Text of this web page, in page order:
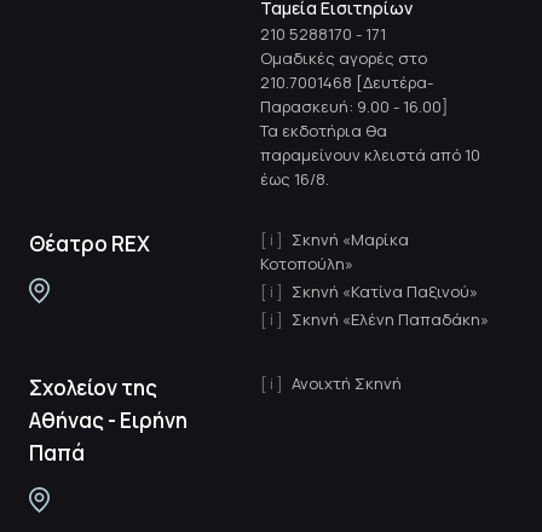
Ταμεία Εισιτηρίων
210 5288170 - 171
Ομαδικές αγορές στο
210.7001468 [Δευτέρα-
Παρασκευή: 9.00 - 16.00]
Τα εκδοτήρια θα
παραμείνουν κλειστά από 10
έως 16/8.
Θέατρο REX
Σκηνή «Μαρίκα
Κοτοπούλη»
Σκηνή «Κατίνα Παξινού»
Σκηνή «Ελένη Παπαδάκη»
Σχολείον της
Αθήνας - Ειρήνη
Παπά
Ανοιχτή Σκηνή